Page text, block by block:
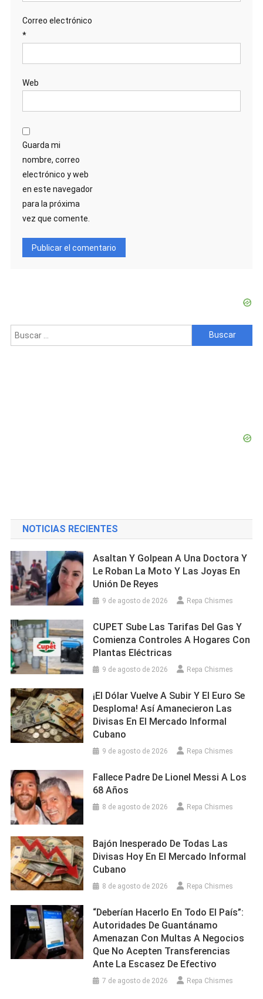
Correo electrónico
*
Web
Guarda mi
nombre, correo
electrónico y web
en este navegador
para la próxima
vez que comente.
Buscar:
NOTICIAS RECIENTES
Asaltan Y Golpean A Una Doctora Y
Le Roban La Moto Y Las Joyas En
Unión De Reyes
9 de agosto de 2026 Repa Chismes
CUPET Sube Las Tarifas Del Gas Y
Comienza Controles A Hogares Con
Plantas Eléctricas
9 de agosto de 2026 Repa Chismes
¡El Dólar Vuelve A Subir Y El Euro Se
Desploma! Así Amanecieron Las
Divisas En El Mercado Informal
Cubano
9 de agosto de 2026 Repa Chismes
Fallece Padre De Lionel Messi A Los
68 Años
8 de agosto de 2026 Repa Chismes
Bajón Inesperado De Todas Las
Divisas Hoy En El Mercado Informal
Cubano
8 de agosto de 2026 Repa Chismes
“Deberían Hacerlo En Todo El País”:
Autoridades De Guantánamo
Amenazan Con Multas A Negocios
Que No Acepten Transferencias
Ante La Escasez De Efectivo
7 de agosto de 2026 Repa Chismes